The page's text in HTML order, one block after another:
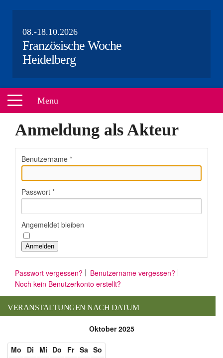
08.-18.10.2026
Französische Woche
Heidelberg
Menu
HOME
ÜBER UNS
PARTNER
AKTEURE
Anmeldung als Akteur
Benutzername *
Passwort *
Angemeldet bleiben
Anmelden
Passwort vergessen?
Benutzername vergessen?
Noch kein Benutzerkonto erstellt?
VERANSTALTUNGEN NACH DATUM
Oktober 2025
Mo Di Mi Do Fr Sa So